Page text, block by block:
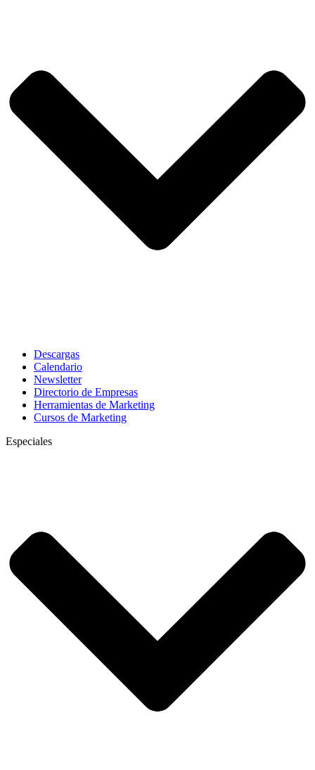
Descargas
Calendario
Newsletter
Directorio de Empresas
Herramientas de Marketing
Cursos de Marketing
Especiales